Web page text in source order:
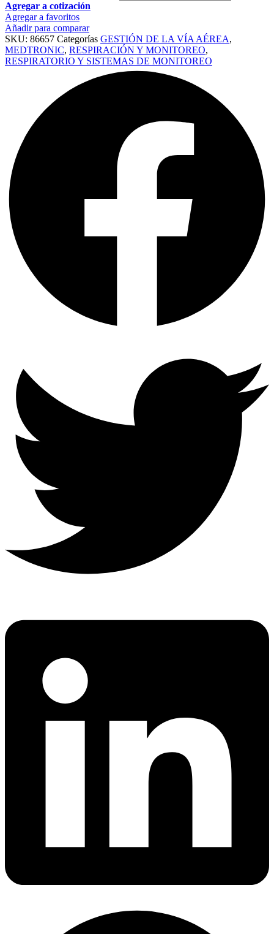
Agregar a cotización
Agregar a favoritos
Añadir para comparar
SKU: 86657 Categorías GESTIÓN DE LA VÍA AÉREA,
MEDTRONIC, RESPIRACIÓN Y MONITOREO,
RESPIRATORIO Y SISTEMAS DE MONITOREO